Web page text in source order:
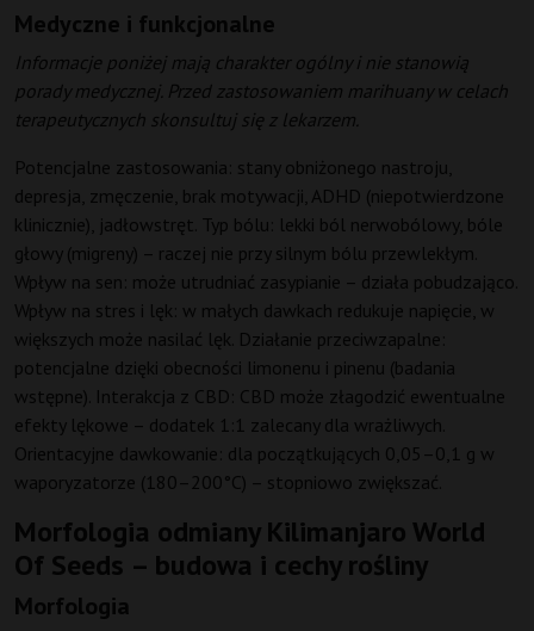
Medyczne i funkcjonalne
Informacje poniżej mają charakter ogólny i nie stanowią
porady medycznej. Przed zastosowaniem marihuany w celach
terapeutycznych skonsultuj się z lekarzem.
Potencjalne zastosowania: stany obniżonego nastroju,
depresja, zmęczenie, brak motywacji, ADHD (niepotwierdzone
klinicznie), jadłowstręt. Typ bólu: lekki ból nerwobólowy, bóle
głowy (migreny) – raczej nie przy silnym bólu przewlekłym.
Wpływ na sen: może utrudniać zasypianie – działa pobudzająco.
Wpływ na stres i lęk: w małych dawkach redukuje napięcie, w
większych może nasilać lęk. Działanie przeciwzapalne:
potencjalne dzięki obecności limonenu i pinenu (badania
wstępne). Interakcja z CBD: CBD może złagodzić ewentualne
efekty lękowe – dodatek 1:1 zalecany dla wrażliwych.
Orientacyjne dawkowanie: dla początkujących 0,05–0,1 g w
waporyzatorze (180–200°C) – stopniowo zwiększać.
Morfologia odmiany Kilimanjaro World
Of Seeds – budowa i cechy rośliny
Morfologia